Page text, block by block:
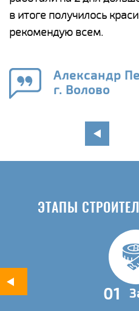
в итоге получилось
рекомендую всем.
Александр
г. Волово
ЭТАПЫ
01